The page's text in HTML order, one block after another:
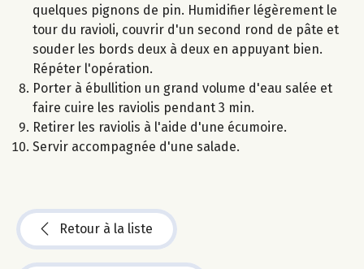
quelques pignons de pin. Humidifier légèrement le
tour du ravioli, couvrir d'un second rond de pâte et
souder les bords deux à deux en appuyant bien.
Répéter l'opération.
Porter à ébullition un grand volume d'eau salée et
faire cuire les raviolis pendant 3 min.
Retirer les raviolis à l'aide d'une écumoire.
Servir accompagnée d'une salade.
Retour à la liste